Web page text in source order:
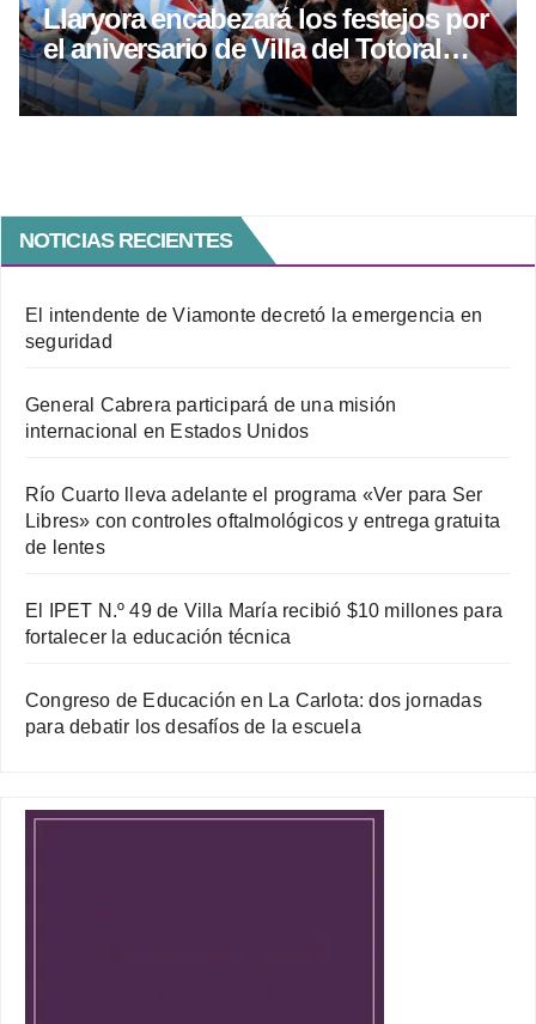
Llaryora encabezará los festejos por
el aniversario de Villa del Totoral
con obras y una gira por el norte
cordobés
NOTICIAS RECIENTES
El intendente de Viamonte decretó la emergencia en
seguridad
General Cabrera participará de una misión
internacional en Estados Unidos
Río Cuarto lleva adelante el programa «Ver para Ser
Libres» con controles oftalmológicos y entrega gratuita
de lentes
El IPET N.º 49 de Villa María recibió $10 millones para
fortalecer la educación técnica
Congreso de Educación en La Carlota: dos jornadas
para debatir los desafíos de la escuela